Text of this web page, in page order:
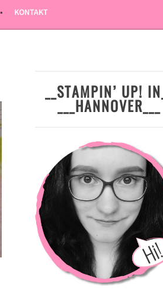
KONTAKT
__STAMPIN’ UP! IN__
___HANNOVER___